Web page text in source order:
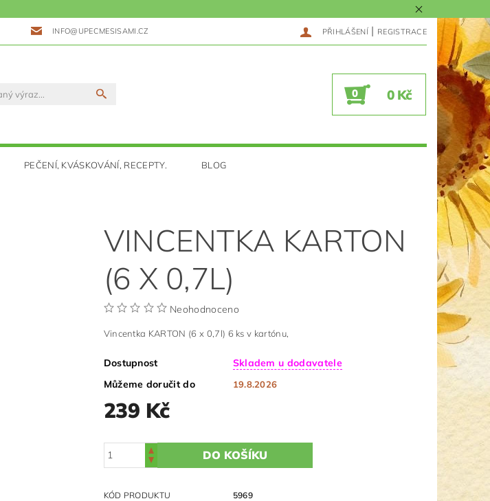
INFO@UPECMESISAMI.CZ PŘIHLÁŠENÍ | REGISTRACE
0 0 Kč
PEČENÍ, KVÁSKOVÁNÍ, RECEPTY. BLOG
VINCENTKA KARTON
(6 X 0,7L)
Neohodnoceno
Vincentka KARTON (6 x 0,7l) 6 ks v kartónu,
Dostupnost
Skladem u dodavatele
Můžeme doručit do
19.8.2026
239 Kč
KÓD PRODUKTU
5969